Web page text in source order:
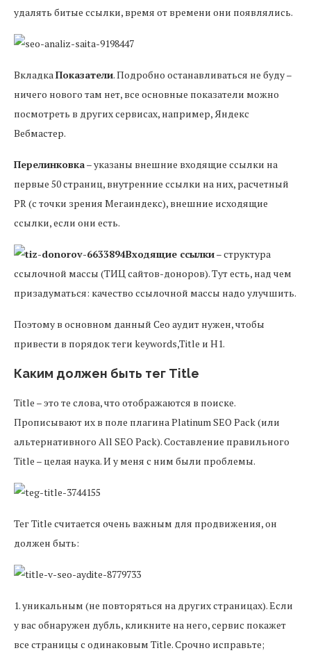
удалять битые ссылки, время от времени они появлялись.
ВкладкаПоказатели. Подробно останавливаться не буду –
ничего нового там нет, все основные показатели можно
посмотреть в других сервисах, например, Яндекс
Вебмастер.
Перелинковка– указаны внешние входящие ссылки на
первые 50 страниц, внутренние ссылки на них, расчетный
PR (с точки зрения Мегаиндекс), внешние исходящие
ссылки, если они есть.
Входящие ссылки– структура
ссылочной массы (ТИЦ сайтов-доноров). Тут есть, над чем
призадуматься: качество ссылочной массы надо улучшить.
Поэтому в основном данный Сео аудит нужен, чтобы
привести в порядок теги keywords,Title и H1.
Каким должен быть тег Title
Title – это те слова, что отображаются в поиске.
Прописывают их в поле плагина Platinum SEO Pack (или
альтернативного All SEO Pack). Составление правильного
Title – целая наука. И у меня с ним были проблемы.
Тег Title считается очень важным для продвижения, он
должен быть:
1. уникальным (не повторяться на других страницах). Если
у вас обнаружен дубль, кликните на него, сервис покажет
все страницы с одинаковым Title. Срочно исправьте;